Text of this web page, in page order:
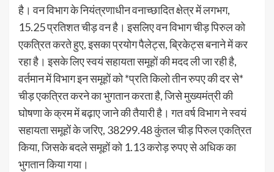
है। वन विभाग के नियंत्रणाधीन वनाच्छादित क्षेत्र में लगभग,
15.25 प्रतिशत चीड़ वन है। इसलिए वन विभाग चीड़ पिरुल को
एकत्रित करते हुए, इसका प्रयोग पैलेट्स, ब्रिकेट्स बनाने में कर
रहा है। इसके लिए स्वयं सहायता समूहों की मदद ली जा रही है,
वर्तमान में विभाग इन समूहों को *प्रति किलो तीन रुपए की दर से*
चीड़ एकत्रित करने का भुगतान करता है, जिसे मुख्यमंत्री की
घोषणा के क्रम में बढ़ाए जाने की तैयारी है। गत वर्ष विभाग ने स्वयं
सहायता समूहों के जरिए, 38299.48 कुंतल चीड़ पिरुल एकत्रित
किया, जिसके बदले समूहों को 1.13 करोड़ रुपए से अधिक का
भुगतान किया गया।